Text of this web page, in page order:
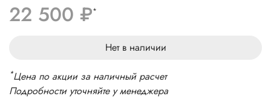
Беспроводные интерфейсы: NFC, Bluetooth, Wi-Fi
Стандарт связи: 4G LTE, 5G, 3G
Степень защиты: IP53
22 500 ₽*
Нет в наличии
*Цена по акции за наличный расчет
Подробности уточняйте у менеджера